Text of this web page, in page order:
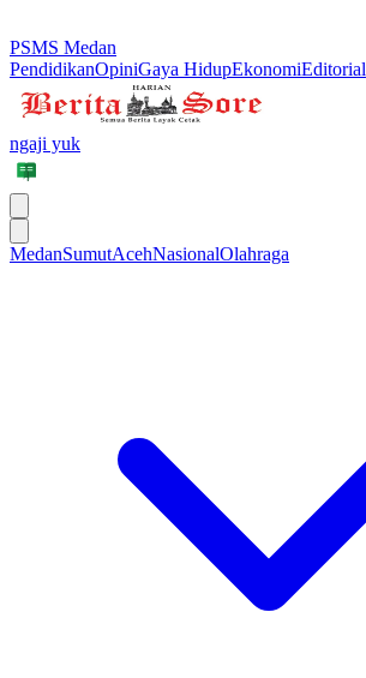
PSMS Medan
PendidikanOpiniGaya HidupEkonomiEditorial
ngaji yuk
MedanSumutAcehNasionalOlahraga